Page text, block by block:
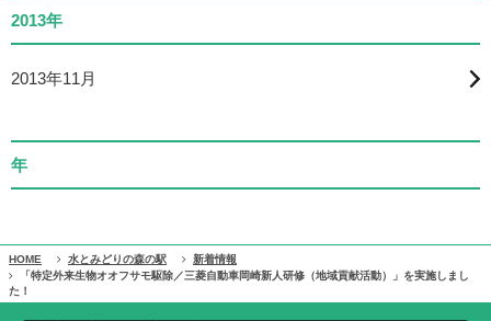
2013年
2013年11月
年
HOME 水とみどりの森の駅
新着情報
「特定外来生物オオフサモ駆除／三菱自動車岡崎新人研修（地域貢献活動）」を実施しまし
た！